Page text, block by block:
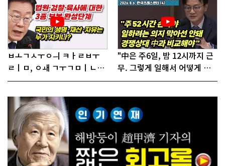
ㅂㅗㄱㅅㅜㅇㅢ ㅋㅏㄹㅂㅜ
ㄹㅣㅁ, ㅇㅙ ㄱㅜㄱㅁㅣㄴㄷ
ㅡㄹㅇㅣ ㄷㅏㅇㅎㅐㅇㅑ ㅎ
"中은 주6일, 밤 12시까지 근
무. 그렇게 일해서 어떻게 경
쟁하냐 반문하더라"